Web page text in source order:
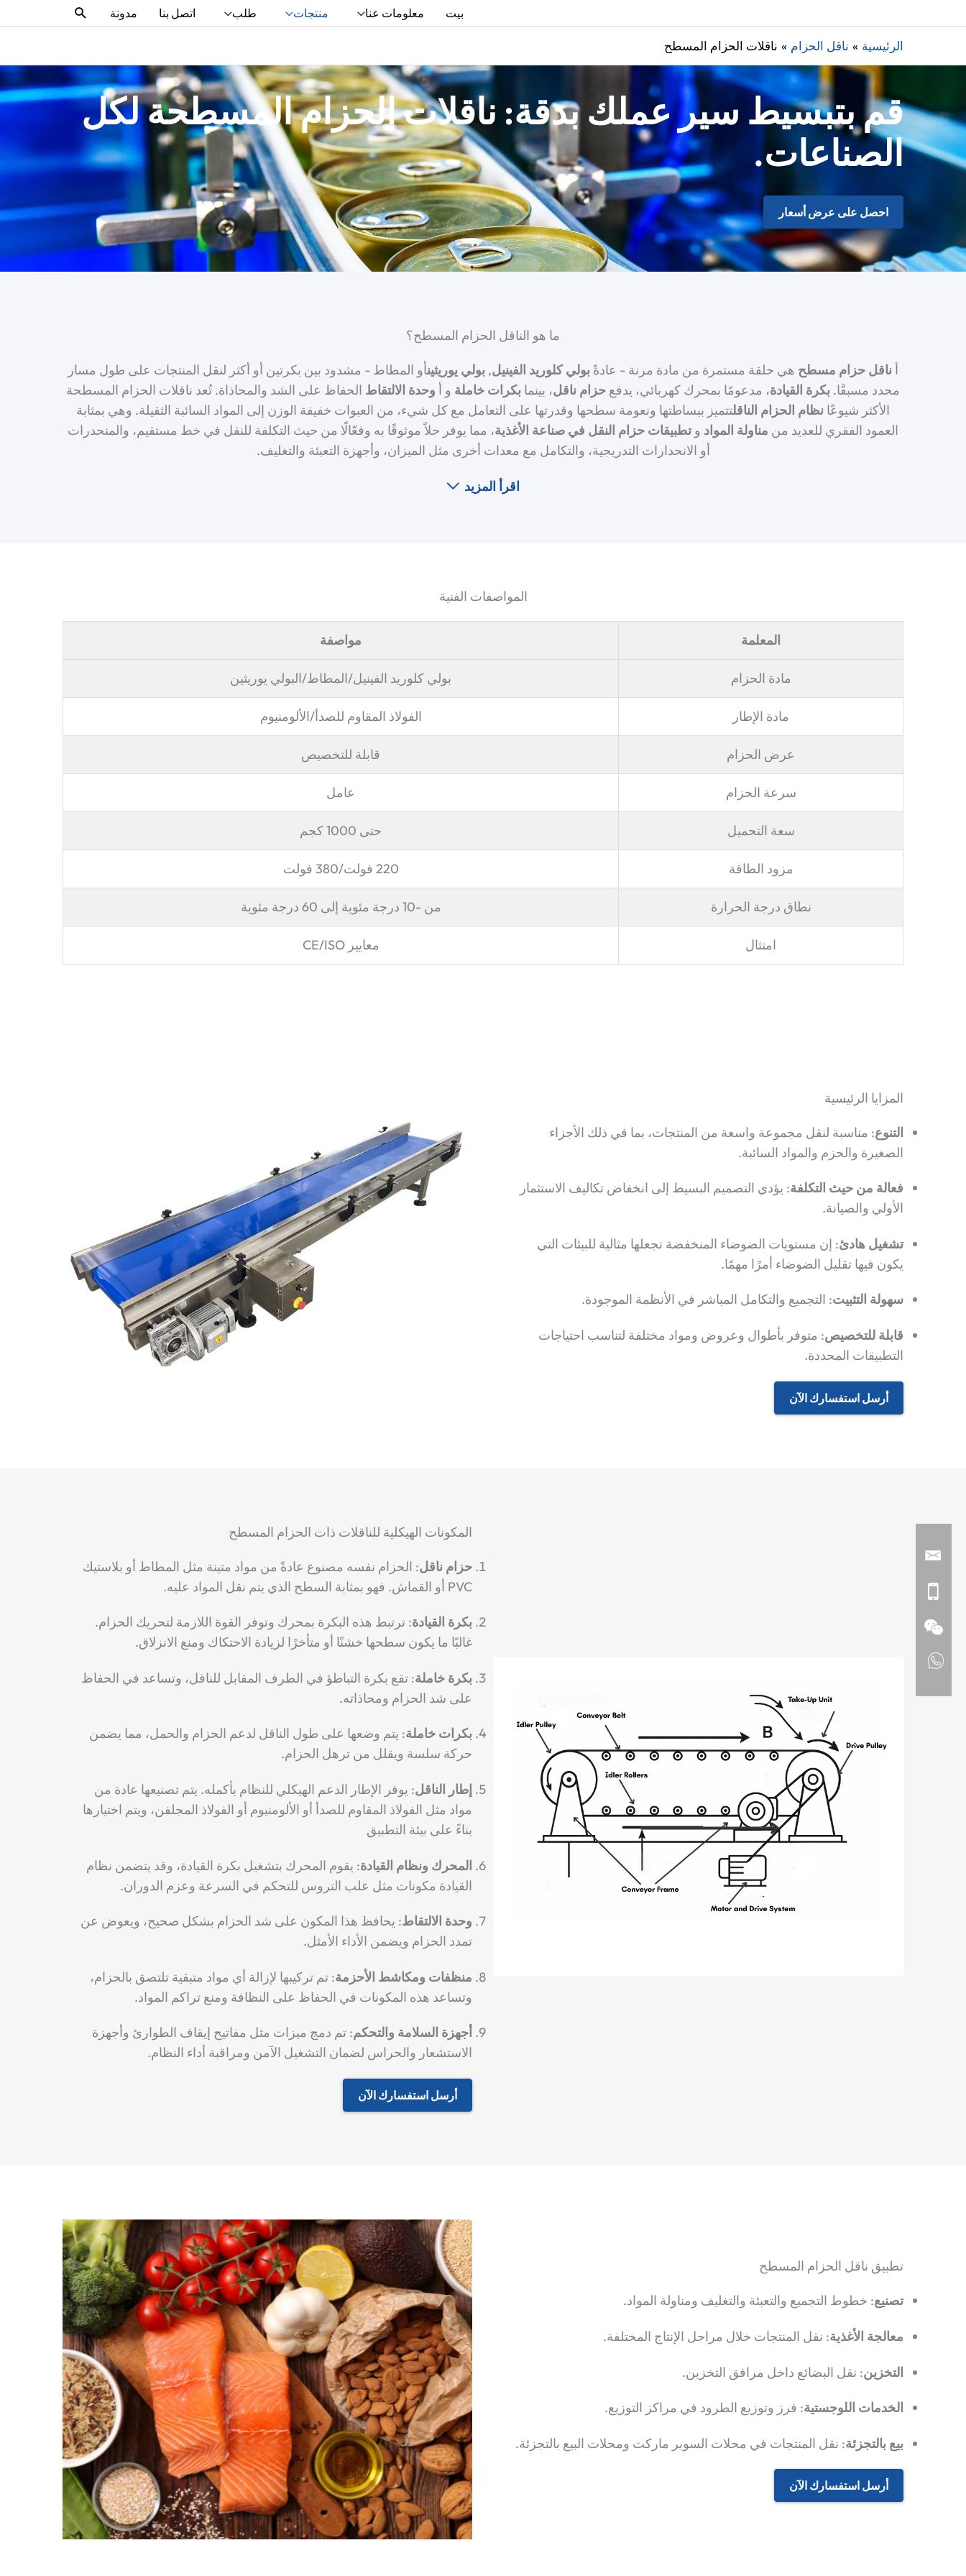
بيت معلومات عنا منتجات طلب اتصل بنا مدونة البحث
الرئيسية ناقل الحزام ناقلات الحزام المسطح
قم بتبسيط سير عملك بدقة: ناقلات الحزام المسطحة لكل
الصناعات.
احصل على عرض أسعار
ما هو الناقل الحزام المسطح؟
أ ناقل حزام مسطح هي حلقة مستمرة من مادة مرنة - عادةً بولي كلوريد الفينيل, بولي يوريثينأو المطاط - مشدود بين بكرتين أو أكثر لنقل المنتجات على طول مسار
محدد مسبقًا. بكرة القيادة، مدعومًا بمحرك كهربائي، يدفع حزام ناقل، بينما بكرات خاملة و أ وحدة الالتقاط الحفاظ على الشد والمحاذاة. تُعد ناقلات الحزام المسطحة
الأكثر شيوعًا نظام الحزام الناقلتتميز ببساطتها ونعومة سطحها وقدرتها على التعامل مع كل شيء، من العبوات خفيفة الوزن إلى المواد السائبة الثقيلة. وهي بمثابة
العمود الفقري للعديد من مناولة المواد و تطبيقات حزام النقل في صناعة الأغذية، مما يوفر حلاً موثوقًا به وفعّالًا من حيث التكلفة للنقل في خط مستقيم، والمنحدرات
أو الانحدارات التدريجية، والتكامل مع معدات أخرى مثل الميزان، وأجهزة التعبئة والتغليف.
اقرأ المزيد
المواصفات الفنية
المعلمة مواصفة
مادة الحزام بولي كلوريد الفينيل/المطاط/البولي يوريثين
مادة الإطار الفولاذ المقاوم للصدأ/الألومنيوم
عرض الحزام قابلة للتخصيص
سرعة الحزام عامل
سعة التحميل حتى 1000 كجم
مزود الطاقة 220 فولت/380 فولت
نطاق درجة الحرارة من -10 درجة مئوية إلى 60 درجة مئوية
امتثال معايير CE/ISO
المزايا الرئيسية
التنوع: مناسبة لنقل مجموعة واسعة من المنتجات، بما في ذلك الأجزاء
الصغيرة والحزم والمواد السائبة.
فعالة من حيث التكلفة: يؤدي التصميم البسيط إلى انخفاض تكاليف الاستثمار
الأولي والصيانة.
تشغيل هادئ: إن مستويات الضوضاء المنخفضة تجعلها مثالية للبيئات التي
يكون فيها تقليل الضوضاء أمرًا مهمًا.
سهولة التثبيت: التجميع والتكامل المباشر في الأنظمة الموجودة.
قابلة للتخصيص: متوفر بأطوال وعروض ومواد مختلفة لتناسب احتياجات
التطبيقات المحددة.
أرسل استفسارك الآن
المكونات الهيكلية للناقلات ذات الحزام المسطح
حزام ناقل: الحزام نفسه مصنوع عادةً من مواد متينة مثل المطاط أو بلاستيك
PVC أو القماش.
فهو بمثابة السطح الذي يتم نقل المواد عليه.
بكرة القيادة: ترتبط هذه البكرة بمحرك وتوفر القوة اللازمة لتحريك الحزام.
غالبًا ما يكون سطحها خشنًا أو متأخرًا لزيادة الاحتكاك ومنع الانزلاق.
بكرة خاملة: تقع بكرة التباطؤ في الطرف المقابل للناقل، وتساعد في الحفاظ
على شد الحزام ومحاذاته.
بكرات خاملة: يتم وضعها على طول الناقل لدعم الحزام والحمل، مما يضمن
حركة سلسة ويقلل من ترهل الحزام.
إطار الناقل: يوفر الإطار الدعم الهيكلي للنظام بأكمله. يتم تصنيعها عادة من
مواد مثل الفولاذ المقاوم للصدأ أو الألومنيوم أو الفولاذ المجلفن، ويتم اختيارها
بناءً على بيئة التطبيق
المحرك ونظام القيادة: يقوم المحرك بتشغيل بكرة القيادة، وقد يتضمن نظام
القيادة مكونات مثل علب التروس للتحكم في السرعة وعزم الدوران.
وحدة الالتقاط: يحافظ هذا المكون على شد الحزام بشكل صحيح، ويعوض عن
تمدد الحزام ويضمن الأداء الأمثل.
منظفات ومكاشط الأحزمة: تم تركيبها لإزالة أي مواد متبقية تلتصق بالحزام،
وتساعد هذه المكونات في الحفاظ على النظافة ومنع تراكم المواد.
أجهزة السلامة والتحكم: تم دمج ميزات مثل مفاتيح إيقاف الطوارئ وأجهزة
الاستشعار والحراس لضمان التشغيل الآمن ومراقبة أداء النظام.
أرسل استفسارك الآن
تطبيق ناقل الحزام المسطح
تصنيع: خطوط التجميع والتعبئة والتغليف ومناولة المواد.
معالجة الأغذية: نقل المنتجات خلال مراحل الإنتاج المختلفة.
التخزين: نقل البضائع داخل مرافق التخزين.
الخدمات اللوجستية: فرز وتوزيع الطرود في مراكز التوزيع.
بيع بالتجزئة: نقل المنتجات في محلات السوبر ماركت ومحلات البيع بالتجزئة.
أرسل استفسارك الآن